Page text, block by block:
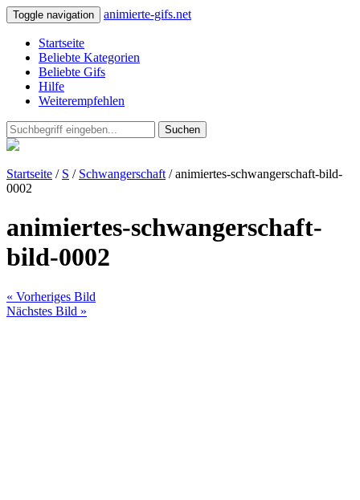
Toggle navigation animierte-gifs.net
Startseite
Beliebte Kategorien
Beliebte Gifs
Hilfe
Weiterempfehlen
Suchen
Startseite / S / Schwangerschaft / animiertes-schwangerschaft-bild-
0002
animiertes-schwangerschaft-
bild-0002
« Vorheriges Bild
Nächstes Bild »